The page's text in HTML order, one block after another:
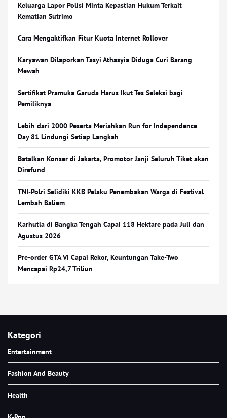
Keluarga Lapor Polisi Minta Kepastian Hukum Terkait
Kematian Sutrimo
Cara Mengaktifkan Fitur Kuota Internet Rollover
Karyawan Dilaporkan Tasyi Athasyia Diduga Curi Barang
Mewah
Sertifikat Pramuka Garuda Harus Ikut Tes Seleksi bagi
Pemiliknya
Lebih dari 2000 Peserta Meriahkan Run for Independence
Day 81 Lindungi Setiap Langkah
Batalkan Konser di Jakarta, Promotor Janji Seluruh Tiket akan
Direfund
TNI-Polri Selidiki KKB Pelaku Penembakan Warga di Festival
Lembah Baliem
Karhutla di Bangka Tengah Capai 118 Hektare pada Juli dan
Agustus 2026
Pre-order GTA VI Capai Rekor, Keuntungan Take-Two
Mencapai Rp24,7 Triliun
Kategori
Entertainment
Fashion And Beauty
Health